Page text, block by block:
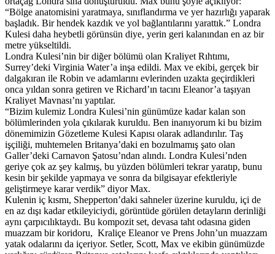
“Bölge anatomisini yaratmaya, sınıflandırma ve yer hazırlığı yaparak
başladık. Bir hendek kazdık ve yol bağlantılarını yarattık.” Londra
Kulesi daha heybetli görünsün diye, yerin geri kalanından en az bir
metre yükseltildi.
Londra Kulesi’nin bir diğer bölümü olan Kraliyet Rıhtımı,
Surrey’deki Virginia Water’a inşa edildi. Max ve ekibi, gerçek bir
dalgakıran ile Robin ve adamlarını evlerinden uzakta geçirdikleri
onca yıldan sonra getiren ve Richard’ın tacını Eleanor’a taşıyan
Kraliyet Mavnası’nı yaptılar.
“Bizim kulemiz Londra Kulesi’nin günümüze kadar kalan son
bölümlerinden yola çıkılarak kuruldu. Ben inanıyorum ki bu bizim
dönemimizin Gözetleme Kulesi Kapısı olarak adlandırılır. Taş
işçiliği, muhtemelen Britanya’daki en bozulmamış şato olan
Galler’deki Carnavon Şatosu’ndan alındı. Londra Kulesi’nden
geriye çok az şey kalmış, bu yüzden bölümleri tekrar yaratıp, bunu
kesin bir şekilde yapmaya ve sonra da bilgisayar efektleriyle
geliştirmeye karar verdik” diyor Max.
Kulenin iç kısmı, Shepperton’daki sahneler üzerine kuruldu, içi de
en az dışı kadar etkileyiciydi, görüntüde görülen detayların derinliği
aynı çarpıcılıktaydı. Bu kompozit set, devasa taht odasına giden
muazzam bir koridoru, Kraliçe Eleanor ve Prens John’un muazzam
yatak odalarını da içeriyor. Setler, Scott, Max ve ekibin günümüzde